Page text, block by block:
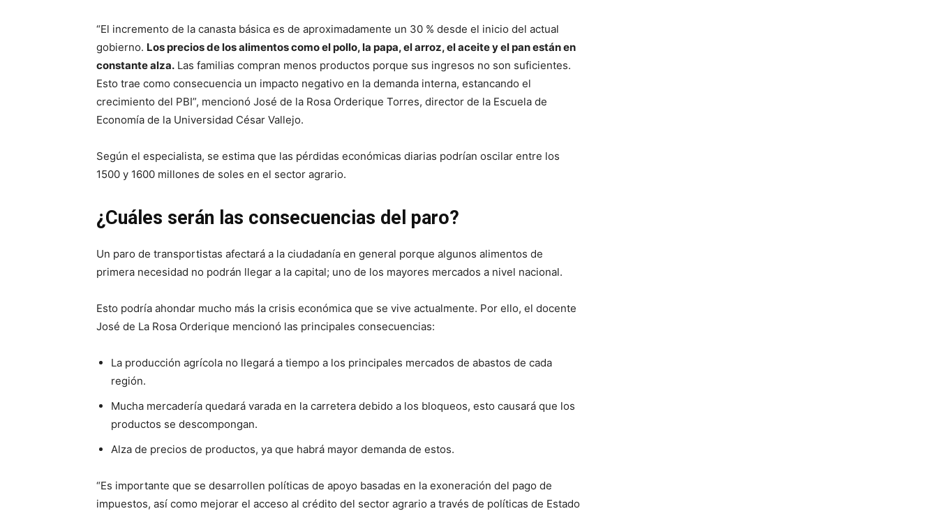
“El incremento de la canasta básica es de aproximadamente un 30 % desde el inicio del actual
gobierno. Los precios de los alimentos como el pollo, la papa, el arroz, el aceite y el pan están en
constante alza. Las familias compran menos productos porque sus ingresos no son suficientes.
Esto trae como consecuencia un impacto negativo en la demanda interna, estancando el
crecimiento del PBI”, mencionó José de la Rosa Orderique Torres, director de la Escuela de
Economía de la Universidad César Vallejo.
Según el especialista, se estima que las pérdidas económicas diarias podrían oscilar entre los
1500 y 1600 millones de soles en el sector agrario.
¿Cuáles serán las consecuencias del paro?
Un paro de transportistas afectará a la ciudadanía en general porque algunos alimentos de
primera necesidad no podrán llegar a la capital; uno de los mayores mercados a nivel nacional.
Esto podría ahondar mucho más la crisis económica que se vive actualmente. Por ello, el docente
José de La Rosa Orderique mencionó las principales consecuencias:
La producción agrícola no llegará a tiempo a los principales mercados de abastos de cada
región.
Mucha mercadería quedará varada en la carretera debido a los bloqueos, esto causará que los
productos se descompongan.
Alza de precios de productos, ya que habrá mayor demanda de estos.
“Es importante que se desarrollen políticas de apoyo basadas en la exoneración del pago de
impuestos, así como mejorar el acceso al crédito del sector agrario a través de políticas de Estado